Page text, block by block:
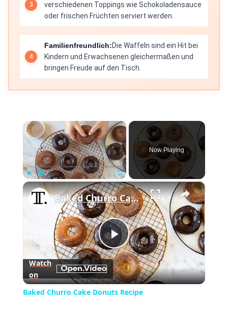
verschiedenen Toppings wie Schokoladensauce
oder frischen Früchten serviert werden.
Familienfreundlich:Die Waffeln sind ein Hit bei
Kindern und Erwachsenen gleichermaßen und
bringen Freude auf den Tisch.
×
Unmute Fullscreen
Now Playing
×
Play
Video
Baked Churro Cake Donuts Recipe
Watch
on
Baked Churro Cake Donuts Recipe